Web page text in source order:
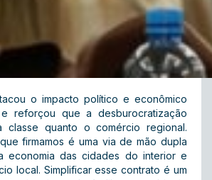
o impacto político e econômico
reforçou que a desburocratização
classe quanto o comércio regional.
firmamos é uma via de mão dupla
economia das cidades do interior e
local. Simplificar esse contrato é um